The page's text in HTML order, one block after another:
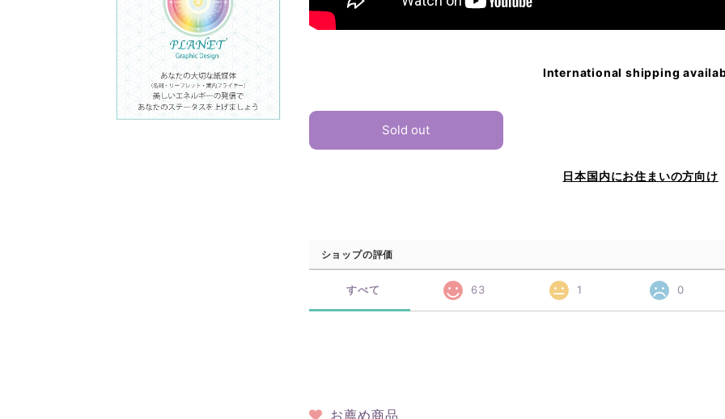
International shipping
Sold out
日本国内にお住まいの方向け
ショップの評価
すべて 63 1 0